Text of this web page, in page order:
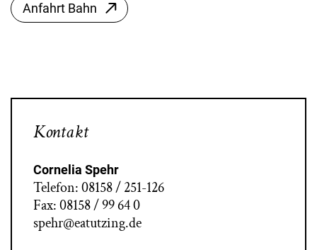
Anfahrt Bahn
Kontakt
Cornelia Spehr
Telefon: 08158 / 251-126
Fax: 08158 / 99 64 0
spehr@eatutzing.de